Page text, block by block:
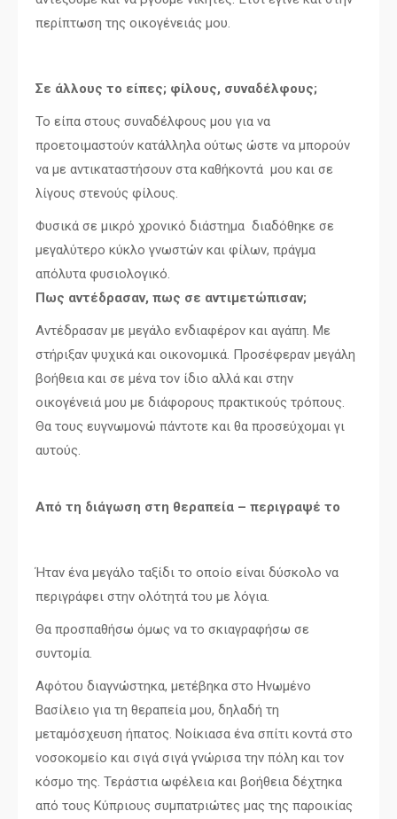
περίπτωση της οικογένειάς μου.
Σε άλλους το είπες; φίλους, συναδέλφους;
Το είπα στους συναδέλφους μου για να
προετοιμαστούν κατάλληλα ούτως ώστε να μπορούν
να με αντικαταστήσουν στα καθήκοντά μου και σε
λίγους στενούς φίλους.
Φυσικά σε μικρό χρονικό διάστημα διαδόθηκε σε
μεγαλύτερο κύκλο γνωστών και φίλων, πράγμα
απόλυτα φυσιολογικό.
Πως αντέδρασαν, πως σε αντιμετώπισαν;
Αντέδρασαν με μεγάλο ενδιαφέρον και αγάπη. Με
στήριξαν ψυχικά και οικονομικά. Προσέφεραν μεγάλη
βοήθεια και σε μένα τον ίδιο αλλά και στην
οικογένειά μου με διάφορους πρακτικούς τρόπους.
Θα τους ευγνωμονώ πάντοτε και θα προσεύχομαι γι
αυτούς.
Από τη διάγωση στη θεραπεία – περιγραψέ το
Ήταν ένα μεγάλο ταξίδι το οποίο είναι δύσκολο να
περιγράφει στην ολότητά του με λόγια.
Θα προσπαθήσω όμως να το σκιαγραφήσω σε
συντομία.
Αφότου διαγνώστηκα, μετέβηκα στο Ηνωμένο
Βασίλειο για τη θεραπεία μου, δηλαδή τη
μεταμόσχευση ήπατος. Νοίκιασα ένα σπίτι κοντά στο
νοσοκομείο και σιγά σιγά γνώρισα την πόλη και τον
κόσμο της. Τεράστια ωφέλεια και βοήθεια δέχτηκα
από τους Κύπριους συμπατριώτες μας της παροικίας